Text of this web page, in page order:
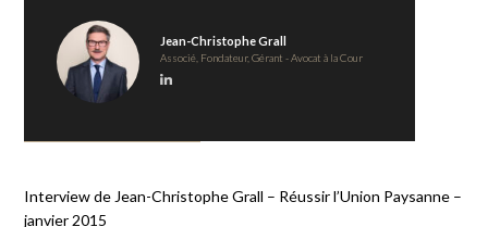
Jean-Christophe Grall
Associé, Fondateur, Gérant - Avocat à la Cour
Interview de Jean-Christophe Grall – Réussir l’Union Paysanne –
janvier 2015